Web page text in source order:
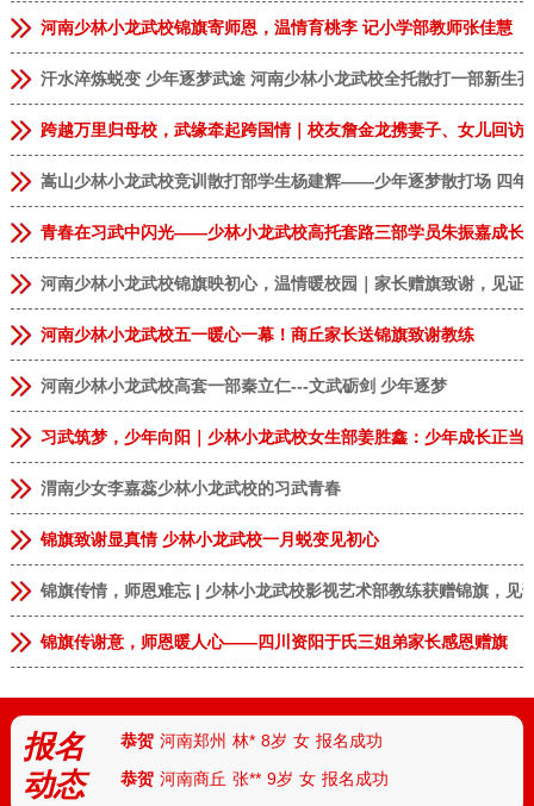
河南少林小龙武校锦旗寄师恩，温情育桃李 记小学部教师张佳慧
汗水淬炼蜕变 少年逐梦武途 河南少林小龙武校全托散打一部新生
跨越万里归母校，武缘牵起跨国情｜校友詹金龙携妻子、女儿回访
嵩山少林小龙武校竞训散打部学生杨建辉——少年逐梦散打场 四年
青春在习武中闪光——少林小龙武校高托套路三部学员朱振嘉成长
河南少林小龙武校锦旗映初心，温情暖校园｜家长赠旗致谢，见证
河南少林小龙武校五一暖心一幕！商丘家长送锦旗致谢教练
河南少林小龙武校高套一部秦立仁---文武砺剑 少年逐梦
习武筑梦，少年向阳｜少林小龙武校女生部姜胜鑫：少年成长正当
渭南少女李嘉蕊少林小龙武校的习武青春
锦旗致谢显真情 少林小龙武校一月蜕变见初心
锦旗传情，师恩难忘 | 少林小龙武校影视艺术部教练获赠锦旗，见
锦旗传谢意，师恩暖人心——四川资阳于氏三姐弟家长感恩赠旗
报名
动态
恭贺 安徽临泉 张** 9岁 男 报名成功
恭贺 河南郑州 林* 8岁 女 报名成功
恭贺 河南商丘 张** 9岁 女
报名成功
恭贺 上海 王* 7岁 男 报名成功